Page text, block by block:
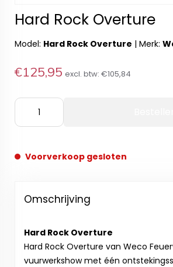
Hard Rock Overture
Model: Hard Rock Overture | Merk:
€125,95 excl. btw: €105,84
Voorverkoop gesloten
Omschrijving
Hard Rock Overture
Hard Rock Overture van Weco
vuurwerkshow met één